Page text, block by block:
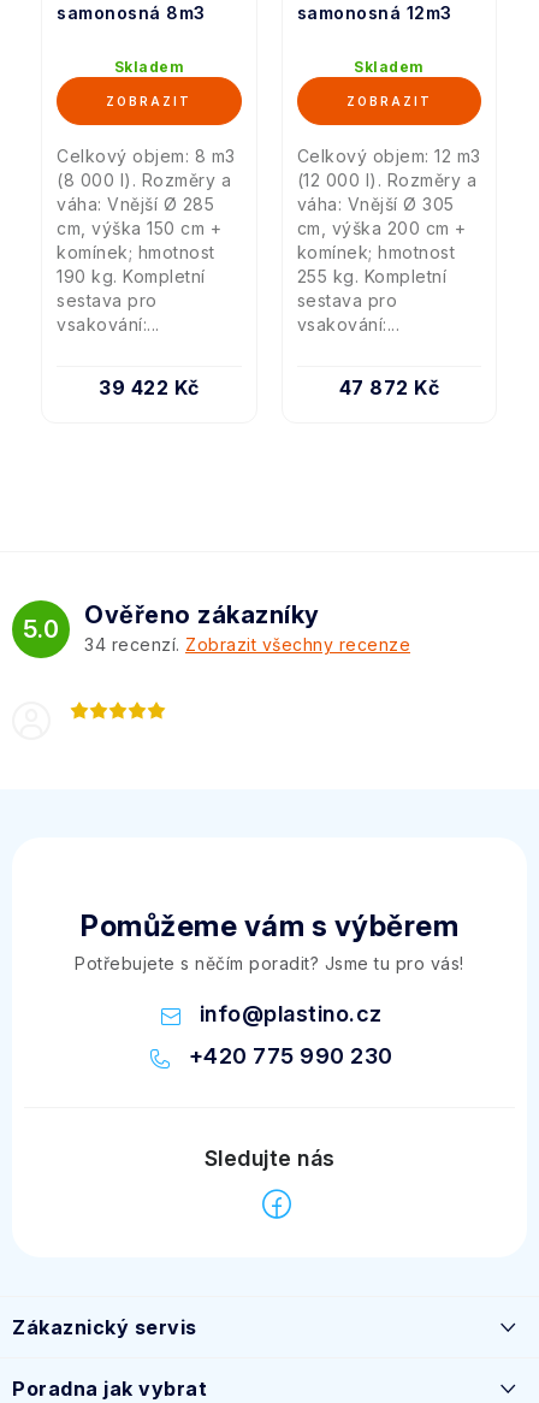
samonosná 8m3
Skladem
39 422 Kč
Celkový objem: 8 m3
(8 000 l). Rozměry a
váha: Vnější Ø 285
cm, výška 150 cm +
komínek; hmotnost
190 kg. Kompletní
sestava pro
vsakování:...
samonosná 12m3
Skladem
47 872 Kč
Celkový objem: 12 m3
(12 000 l). Rozměry a
váha: Vnější Ø 305
cm, výška 200 cm +
komínek; hmotnost
255 kg. Kompletní
sestava pro
vsakování:...
5.0 Ověřeno zákazníky
34 recenzí. Zobrazit všechny recenze
Pomůžeme vám s výběrem
Potřebujete s něčím poradit? Jsme tu pro vás!
info@plastino.cz
+420 775 990 230
p
a
Zákaznický servis
Poradna jak vybrat